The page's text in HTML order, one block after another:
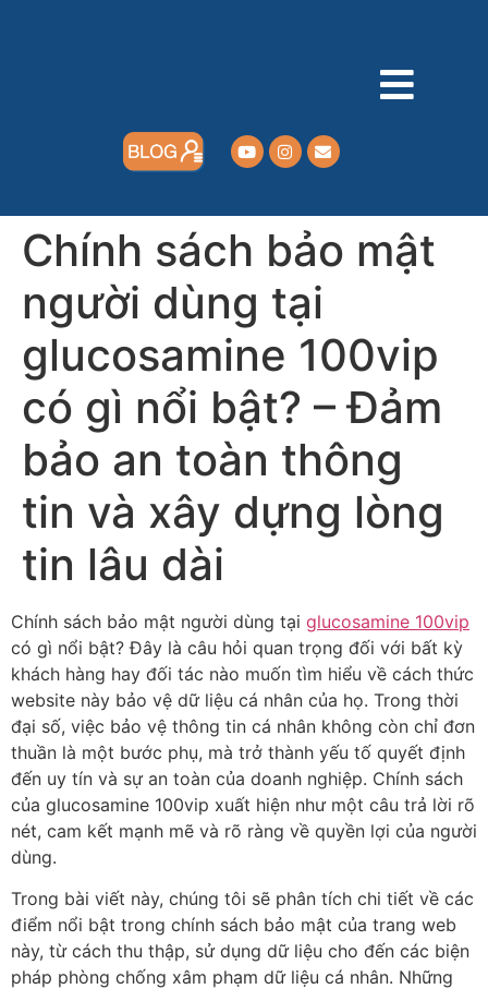
Chính sách bảo mật
người dùng tại
glucosamine 100vip
có gì nổi bật? – Đảm
bảo an toàn thông
tin và xây dựng lòng
tin lâu dài
Chính sách bảo mật người dùng tại glucosamine 100vip
có gì nổi bật? Đây là câu hỏi quan trọng đối với bất kỳ
khách hàng hay đối tác nào muốn tìm hiểu về cách thức
website này bảo vệ dữ liệu cá nhân của họ. Trong thời
đại số, việc bảo vệ thông tin cá nhân không còn chỉ đơn
thuần là một bước phụ, mà trở thành yếu tố quyết định
đến uy tín và sự an toàn của doanh nghiệp. Chính sách
của glucosamine 100vip xuất hiện như một câu trả lời rõ
nét, cam kết mạnh mẽ và rõ ràng về quyền lợi của người
dùng.
Trong bài viết này, chúng tôi sẽ phân tích chi tiết về các
điểm nổi bật trong chính sách bảo mật của trang web
này, từ cách thu thập, sử dụng dữ liệu cho đến các biện
pháp phòng chống xâm phạm dữ liệu cá nhân. Những